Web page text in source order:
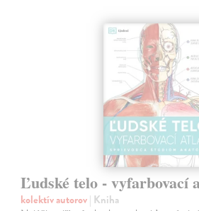
Ľudské telo - vyfarbovací
kolektív autorov| Kniha